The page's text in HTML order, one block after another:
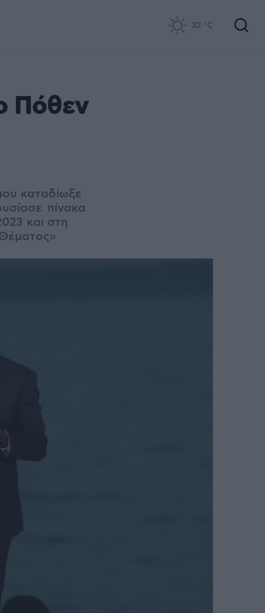
32 °C
Πόθεν
καταδίωξε
πίνακα
και στη